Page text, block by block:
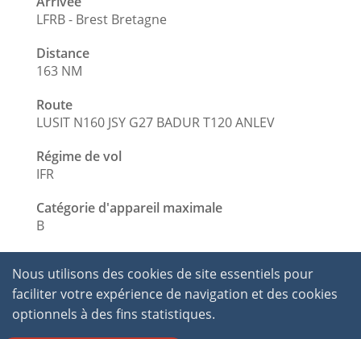
Nous utilisons des cookies de site essentiels pour
faciliter votre expérience de navigation et des cookies
optionnels à des fins statistiques.
LFRB - Brest Bretagne
Distance
163 NM
Route
LUSIT N160 JSY G27 BADUR T120 ANLEV
Régime de vol
IFR
Catégorie d'appareil maximale
B